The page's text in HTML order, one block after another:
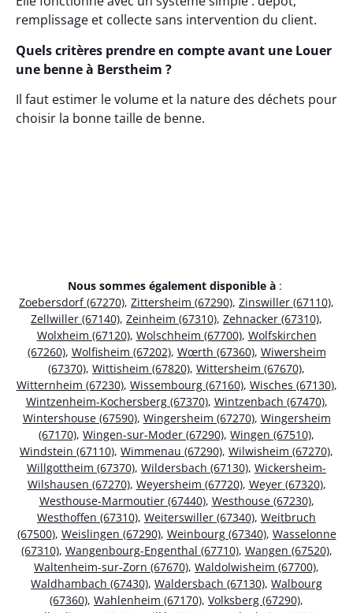
remplissage et collecte sans intervention du client.
Quels critères prendre en compte avant une Louer
une benne à Berstheim ?
Il faut estimer le volume et la nature des déchets pour
choisir la bonne taille de benne.
Nous sommes également disponible à :
Zoebersdorf (67270), Zittersheim (67290), Zinswiller (67110),
Zellwiller (67140), Zeinheim (67310), Zehnacker (67310),
Wolxheim (67120), Wolschheim (67700), Wolfskirchen
(67260), Wolfisheim (67202), Wœrth (67360), Wiwersheim
(67370), Wittisheim (67820), Wittersheim (67670),
Witternheim (67230), Wissembourg (67160), Wisches (67130),
Wintzenheim-Kochersberg (67370), Wintzenbach (67470),
Wintershouse (67590), Wingersheim (67270), Wingersheim
(67170), Wingen-sur-Moder (67290), Wingen (67510),
Windstein (67110), Wimmenau (67290), Wilwisheim (67270),
Willgottheim (67370), Wildersbach (67130), Wickersheim-
Wilshausen (67270), Weyersheim (67720), Weyer (67320),
Westhouse-Marmoutier (67440), Westhouse (67230),
Westhoffen (67310), Weiterswiller (67340), Weitbruch
(67500), Weislingen (67290), Weinbourg (67340), Wasselonne
(67310), Wangenbourg-Engenthal (67710), Wangen (67520),
Waltenheim-sur-Zorn (67670), Waldolwisheim (67700),
Waldhambach (67430), Waldersbach (67130), Walbourg
(67360), Wahlenheim (67170), Volksberg (67290),